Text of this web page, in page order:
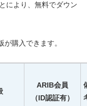
により、無料でダウン
購入できます。
ARIB会員
（ID認証有）